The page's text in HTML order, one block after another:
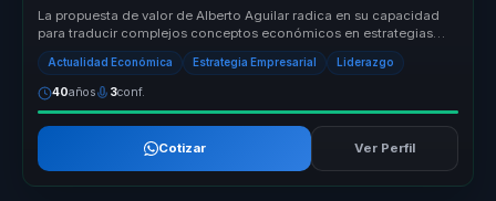
La propuesta de valor de Alberto Aguilar radica en su capacidad
para traducir complejos conceptos económicos en estrategias
prácticas que...
Actualidad Económica Estrategia Empresarial Liderazgo
40años 3conf.
Cotizar Ver Perfil